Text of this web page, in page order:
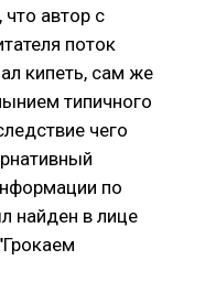
что автор с
поток
кипеть, сам же
типичного
чего
по
найден в лице